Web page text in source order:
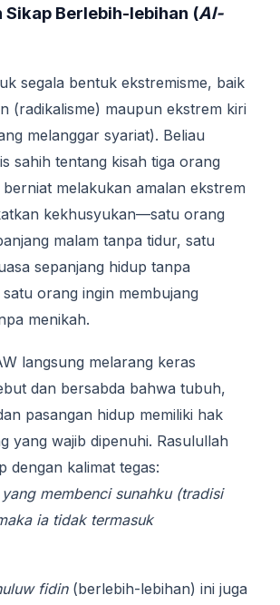
Sikap Berlebih-lebihan (Al-
segala bentuk ekstremisme, baik
(radikalisme) maupun ekstrem kiri
melanggar syariat). Beliau
sahih tentang kisah tiga orang
melakukan amalan ekstrem
kekhusyukan—satu orang
malam tanpa tidur, satu
sepanjang hidup tanpa
orang ingin membujang
menikah.
langsung melarang keras
dan bersabda bahwa tubuh,
pasangan hidup memiliki hak
yang wajib dipenuhi. Rasulullah
dengan kalimat tegas:
membenci sunahku (tradisi
ia tidak termasuk
fidin(berlebih-lebihan) ini juga